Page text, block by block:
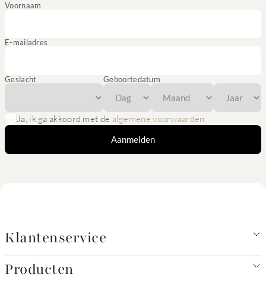
Voornaam
E-mailadres
Geslacht Geboortedatum
Ja, ik ga akkoord met de algemene voorwaarden
Aanmelden
Klantenservice
Producten